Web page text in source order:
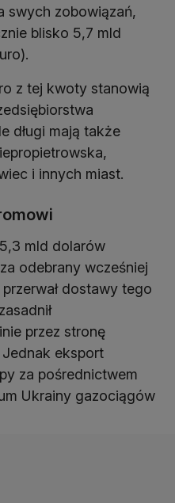
swych zobowiązań,
blisko 5,7 mld
z tej kwoty stanowią
długi mają także
i innych miast.
mld dolarów
odebrany wcześniej
dostawy tego
przez stronę
eksport
za pośrednictwem
Ukrainy gazociągów